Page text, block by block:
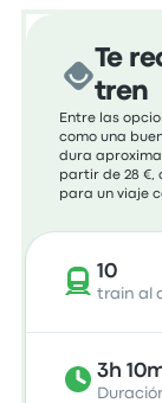
Te
tren
Entre las
como una
dura
partir de 28 €,
para un viaje
10
train al
3h